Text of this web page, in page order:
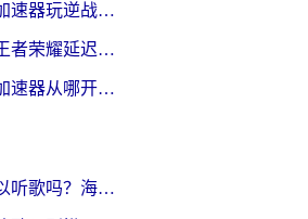
身在海外，用什么加速器玩逆战才能告别延迟？
海外党必看：解决王者荣耀延迟的加速器终极指南——从EVE到猫和老鼠，一个工具全搞定
苹果手机无尽冬日加速器从哪开启？海外玩家的冬日生存指南
酷狗会员在国外可以听歌吗？海外党亲测有效：3步解决音乐权限难题